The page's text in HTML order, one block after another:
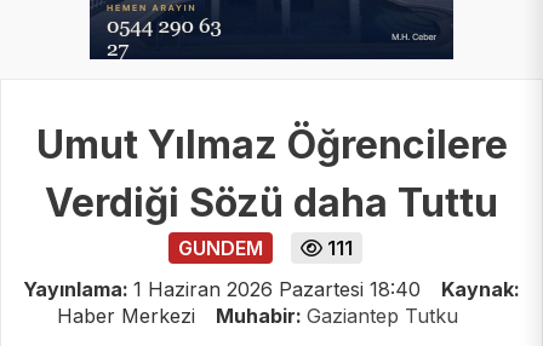
Umut Yılmaz Öğrencilere
Verdiği Sözü daha Tuttu
GUNDEM
111
Yayınlama: 1 Haziran 2026 Pazartesi 18:40
Kaynak:
Haber Merkezi
Muhabir: Gaziantep Tutku